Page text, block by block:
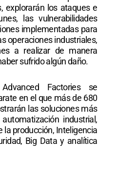
explorarán los ataques e
las vulnerabilidades
implementadas para
operaciones industriales,
a realizar de manera
sufrido algún daño.
Factories se
en el que más de 680
las soluciones más
industrial,
la producción, Inteligencia
Big Data y analítica